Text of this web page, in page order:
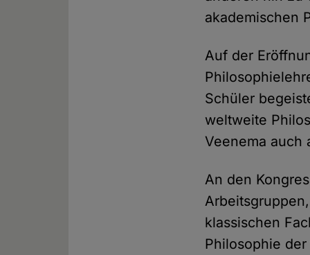
akademischen
Auf der
Schüler
weltweite
Veenema auch
An den
klassischen
Philosophie